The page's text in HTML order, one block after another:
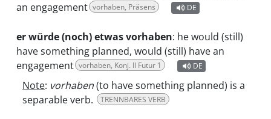
an engagement vorhaben, Präsens DE
er würde (noch) etwas vorhaben: he would (still)
have something planned, would (still) have an
engagement vorhaben, Konj. II Futur 1 DE
Note: vorhaben(to have something planned) is a
separable verb.
TRENNBARES VERB